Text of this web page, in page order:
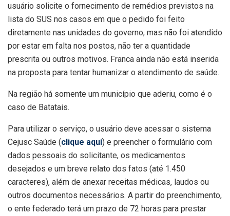
usuário solicite o fornecimento de remédios previstos na
lista do SUS nos casos em que o pedido foi feito
diretamente nas unidades do governo, mas não foi atendido
por estar em falta nos postos, não ter a quantidade
prescrita ou outros motivos. Franca ainda não está inserida
na proposta para tentar humanizar o atendimento de saúde.
Na região há somente um município que aderiu, como é o
caso de Batatais.
Para utilizar o serviço, o usuário deve acessar o sistema
Cejusc Saúde (clique aqui) e preencher o formulário com
dados pessoais do solicitante, os medicamentos
desejados e um breve relato dos fatos (até 1.450
caracteres), além de anexar receitas médicas, laudos ou
outros documentos necessários. A partir do preenchimento,
o ente federado terá um prazo de 72 horas para prestar